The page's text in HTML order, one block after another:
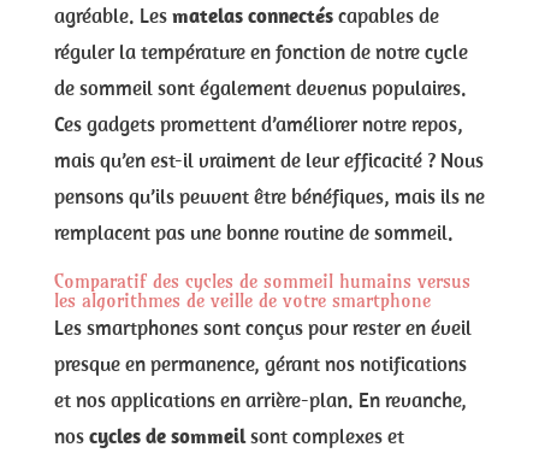
agréable. Lesmatelas connectéscapables de
réguler la température en fonction de notre cycle
de sommeil sont également devenus populaires.
Ces gadgets promettent d’améliorer notre repos,
mais qu’en est-il vraiment de leur efficacité ? Nous
pensons qu’ils peuvent être bénéfiques, mais ils ne
remplacent pas une bonne routine de sommeil.
Comparatif des cycles de sommeil humains versus
les algorithmes de veille de votre smartphone
Les smartphones sont conçus pour rester en éveil
presque en permanence, gérant nos notifications
et nos applications en arrière-plan. En revanche,
noscycles de sommeilsont complexes et